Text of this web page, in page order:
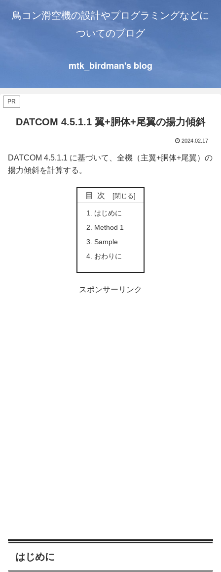
鳥コン滑空機の設計やプログラミングなどに
ついてのブログ
mtk_birdman's blog
PR
DATCOM 4.5.1.1 翼+胴体+尾翼の揚力傾斜
2024.02.17
DATCOM 4.5.1.1 に基づいて、全機（主翼+胴体+尾翼）の
揚力傾斜を計算する。
目次
はじめに
Method 1
Sample
おわりに
スポンサーリンク
はじめに